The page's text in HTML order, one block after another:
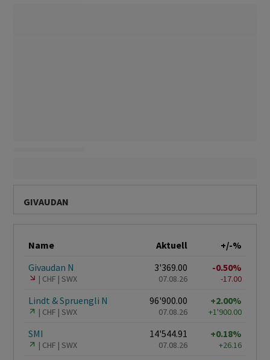
GIVAUDAN
Name Aktuell
+/-%
Givaudan N
CHF SWX
3'369.00
07.08.26
-0.50%
-17.00
Lindt & Spruengli N
CHF SWX
96'900.00
07.08.26
+2.00%
+1'900.00
SMI
CHF SWX
14'544.91
07.08.26
+0.18%
+26.16